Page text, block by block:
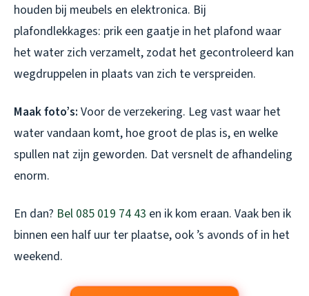
houden bij meubels en elektronica. Bij
plafondlekkages: prik een gaatje in het plafond waar
het water zich verzamelt, zodat het gecontroleerd kan
wegdruppelen in plaats van zich te verspreiden.
Maak foto’s: Voor de verzekering. Leg vast waar het
water vandaan komt, hoe groot de plas is, en welke
spullen nat zijn geworden. Dat versnelt de afhandeling
enorm.
En dan? Bel 085 019 74 43 en ik kom eraan. Vaak ben ik
binnen een half uur ter plaatse, ook ’s avonds of in het
weekend.